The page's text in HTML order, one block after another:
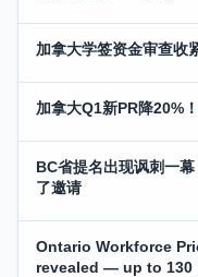
加拿大学签资金审查收
加拿大Q1新PR降20%
BC省提名出现讽刺一
了邀请
Ontario Workforce
revealed — up to 130